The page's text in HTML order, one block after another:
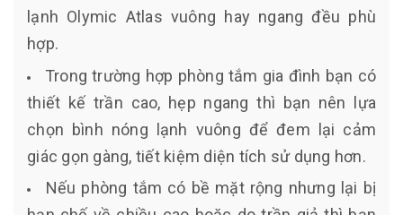
lạnh Olymic Atlas vuông hay ngang đều phù
hợp.
Trong trường hợp phòng tắm gia đình bạn có
thiết kế trần cao, hẹp ngang thì bạn nên lựa
chọn bình nóng lạnh vuông để đem lại cảm
giác gọn gàng, tiết kiệm diện tích sử dụng hơn.
Nếu phòng tắm có bề mặt rộng nhưng lại bị